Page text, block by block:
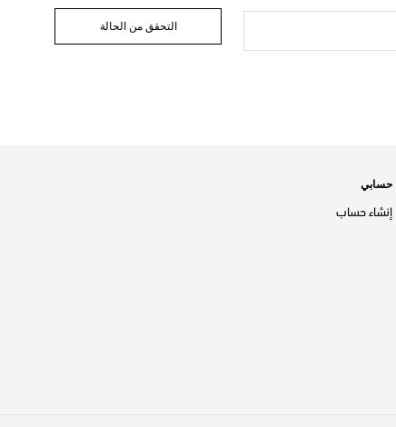
التحقق من الحالة
حسابي
إنشاء حساب